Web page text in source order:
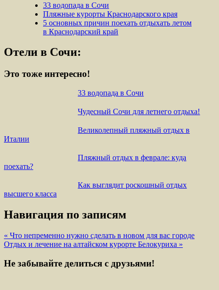
33 водопада в Сочи
Пляжные курорты Краснодарского края
5 основных причин поехать отдыхать летом
в Краснодарский край
Отели в Сочи:
Это тоже интересно!
33 водопада в Сочи
Чудесный Сочи для летнего отдыха!
Великолепный пляжный отдых в
Италии
Пляжный отдых в феврале: куда
поехать?
Как выглядит роскошный отдых
высшего класса
Навигация по записям
« Что непременно нужно сделать в новом для вас городе
Отдых и лечение на алтайском курорте Белокуриха »
Не забывайте делиться с друзьями!